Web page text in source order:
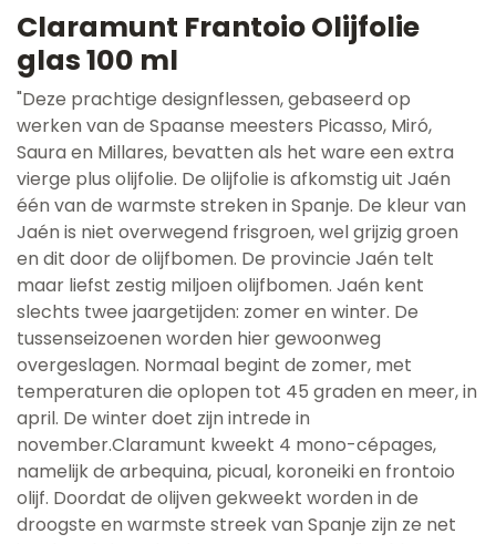
Claramunt Frantoio Olijfolie
glas 100 ml
"Deze prachtige designflessen, gebaseerd op
werken van de Spaanse meesters Picasso, Miró,
Saura en Millares, bevatten als het ware een extra
vierge plus olijfolie. De olijfolie is afkomstig uit Jaén
één van de warmste streken in Spanje. De kleur van
Jaén is niet overwegend frisgroen, wel grijzig groen
en dit door de olijfbomen. De provincie Jaén telt
maar liefst zestig miljoen olijfbomen. Jaén kent
slechts twee jaargetijden: zomer en winter. De
tussenseizoenen worden hier gewoonweg
overgeslagen. Normaal begint de zomer, met
temperaturen die oplopen tot 45 graden en meer, in
april. De winter doet zijn intrede in
november.Claramunt kweekt 4 mono-cépages,
namelijk de arbequina, picual, koroneiki en frontoio
olijf. Doordat de olijven gekweekt worden in de
droogste en warmste streek van Spanje zijn ze net